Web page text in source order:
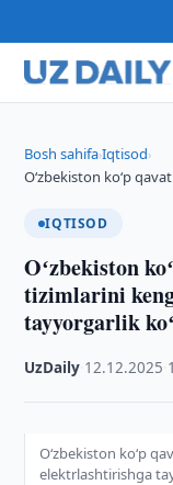
Bosh sahifa›Iqtisod›
Oʻzbekiston koʻp
IQTISOD
Oʻzbekiston
tizimlarini
tayyorgarlik
UzDaily 12.12.2025
Oʻzbekiston koʻp
elektrlashtirishga